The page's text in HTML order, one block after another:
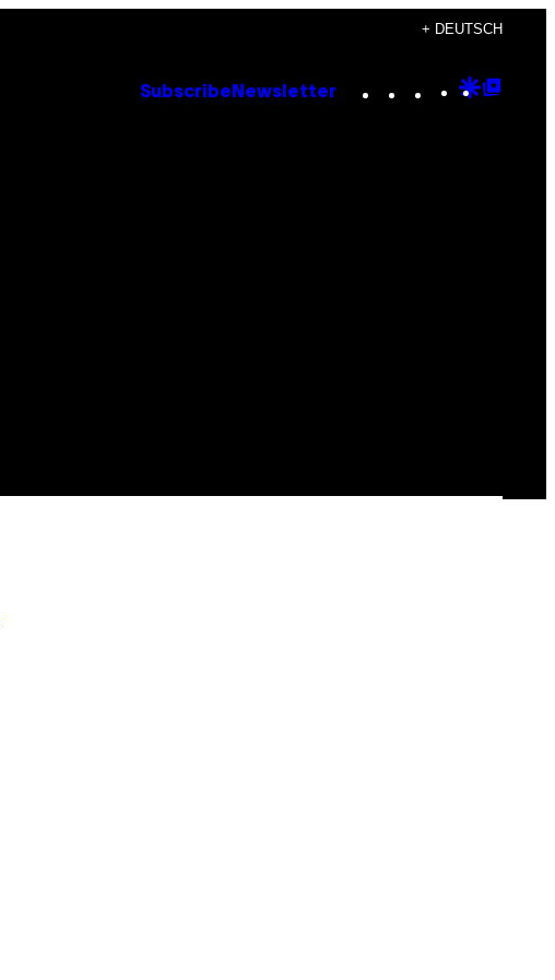
+ DEUTSCH
Subscribe Newsletter Instagram
TikTok
YouTube
Google